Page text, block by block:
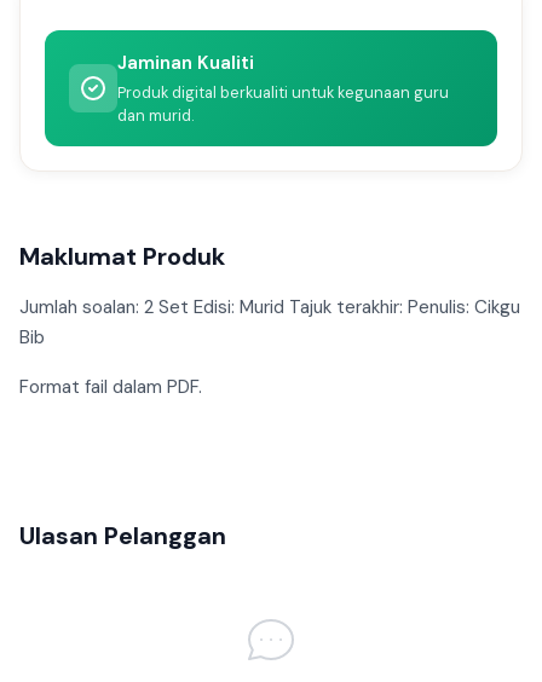
Jaminan Kualiti
Produk digital berkualiti untuk kegunaan guru
dan murid.
Maklumat Produk
Jumlah soalan: 2 Set Edisi: Murid Tajuk terakhir: Penulis: Cikgu
Bib
Format fail dalam PDF.
Ulasan Pelanggan